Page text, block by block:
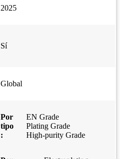
2025
Sí
Global
Por
tipo
:
EN Grade
Plating Grade
High-purity Grade